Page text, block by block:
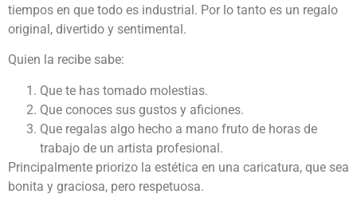
tiempos en que todo es industrial. Por lo tanto es un regalo
original, divertido y sentimental.
Quien la recibe sabe:
Que te has tomado molestias.
Que conoces sus gustos y aficiones.
Que regalas algo hecho a mano fruto de horas de
trabajo de un artista profesional.
Principalmente priorizo la estética en una caricatura, que sea
bonita y graciosa, pero respetuosa.